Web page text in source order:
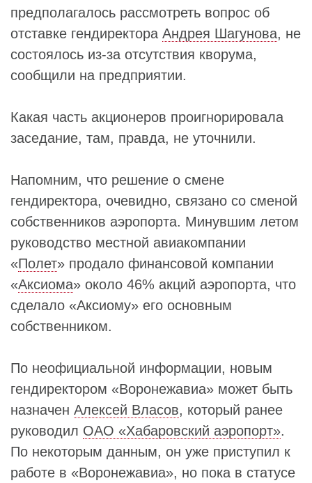
предполагалось рассмотреть вопрос об
отставке гендиректора Андрея Шагунова, не
состоялось из-за отсутствия кворума,
сообщили на предприятии.
Какая часть акционеров проигнорировала
заседание, там, правда, не уточнили.
Напомним, что решение о смене
гендиректора, очевидно, связано со сменой
собственников аэропорта. Минувшим летом
руководство местной авиакомпании
«Полет» продало финансовой компании
«Аксиома» около 46% акций аэропорта, что
сделало «Аксиому» его основным
собственником.
По неофициальной информации, новым
гендиректором «Воронежавиа» может быть
назначен Алексей Власов, который ранее
руководил ОАО «Хабаровский аэропорт».
По некоторым данным, он уже приступил к
работе в «Воронежавиа», но пока в статусе